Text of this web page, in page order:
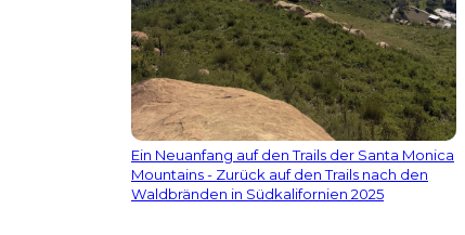
Ein Neuanfang auf den Trails der Santa Monica
Mountains - Zurück auf den Trails nach den
Waldbränden in Südkalifornien 2025